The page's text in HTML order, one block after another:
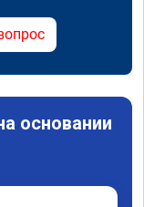
основании